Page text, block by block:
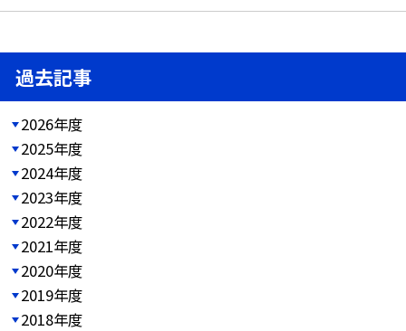
過去記事
2026年度
2025年度
2024年度
2023年度
2022年度
2021年度
2020年度
2019年度
2018年度